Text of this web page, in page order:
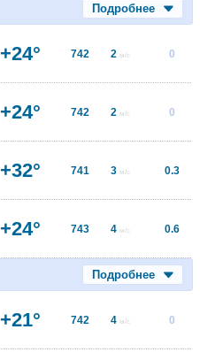
Подробнее
+24° 742 2 м/с 0
+24° 742 2 м/с 0
+32° 741 3 м/с 0.3
+24° 743 4 м/с 0.6
Подробнее
+21° 742 4 м/с 0